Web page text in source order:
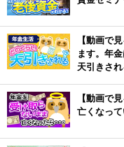
【動画で
ます。年
天引きさ
【動画で
亡くなっ